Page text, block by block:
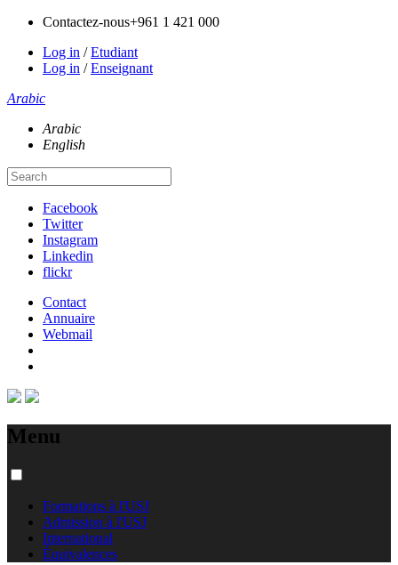
Contactez-nous+961 1 421 000
Log in /Etudiant
Log in /Enseignant
Arabic
Arabic
English
Facebook
Twitter
Instagram
Linkedin
flickr
Contact
Annuaire
Webmail
Menu
Formations à l'USJ
Admission à l'USJ
International
Équivalences